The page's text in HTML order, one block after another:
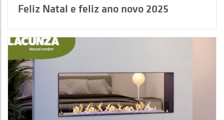
Feliz Natal e feliz ano novo 2025